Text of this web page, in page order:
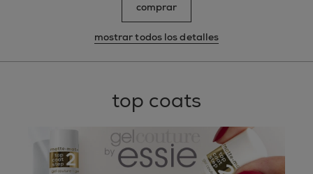
comprar
mostrar todos los detalles
top coats